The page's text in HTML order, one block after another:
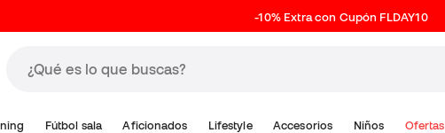
-10% Extra con Cupón FLDAY10
Fútbol sala Aficionados Lifestyle Accesorios Niños Ofertas